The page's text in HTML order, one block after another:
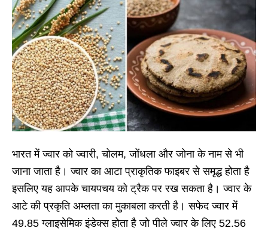
भारत में ज्वार को ज्वारी, चोलम, जोंधला और जोना के नाम से भी
जाना जाता है। ज्वार का आटा प्राकृतिक फाइबर से समृद्ध होता है
इसलिए यह आपके चायपचय को ट्रैक पर रख सकता है। ज्वार के
आटे की प्रकृति अम्लता का मुकाबला करती है। सफेद ज्वार में
49.85 ग्लाइसेमिक इंडेक्स होता है जो पीले ज्वार के लिए 52.56